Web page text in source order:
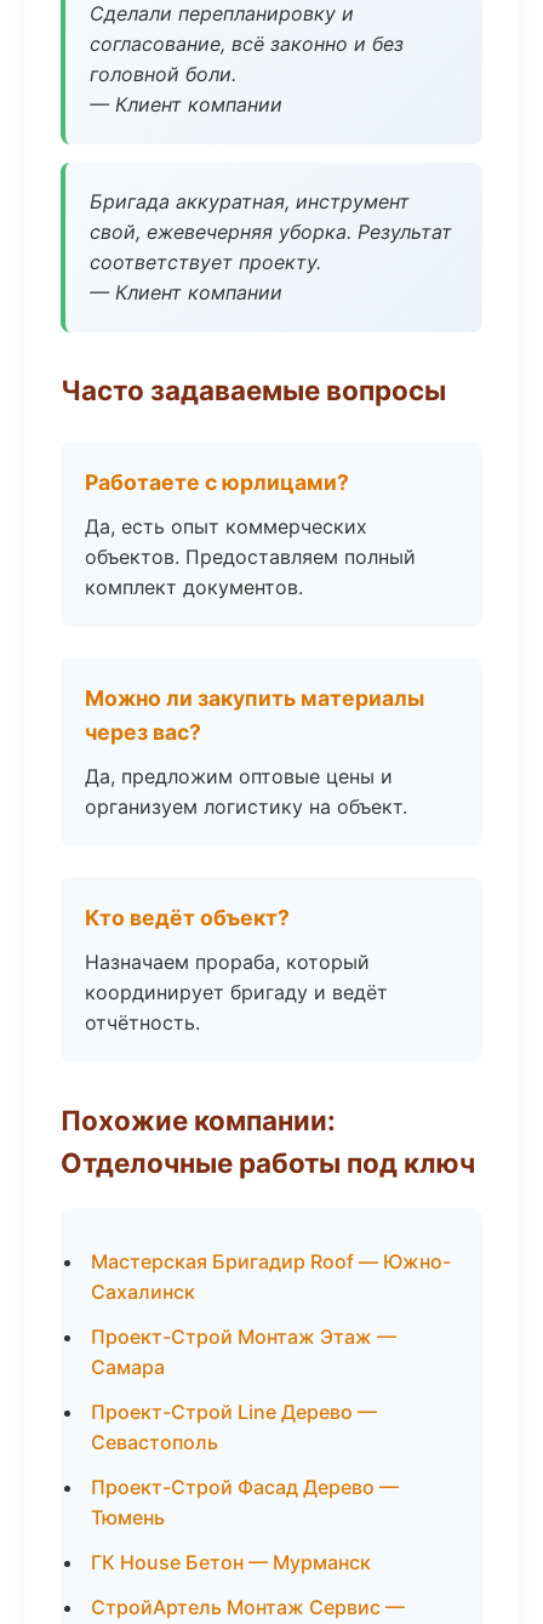
Сделали перепланировку и
согласование, всё законно и без
головной боли.
— Клиент компании
Бригада аккуратная, инструмент
свой, ежевечерняя уборка. Результат
соответствует проекту.
— Клиент компании
Часто задаваемые вопросы
Работаете с юрлицами?
Да, есть опыт коммерческих
объектов. Предоставляем полный
комплект документов.
Можно ли закупить материалы
через вас?
Да, предложим оптовые цены и
организуем логистику на объект.
Кто ведёт объект?
Назначаем прораба, который
координирует бригаду и ведёт
отчётность.
Похожие компании:
Отделочные работы под ключ
Мастерская Бригадир Roof — Южно-
Сахалинск
Проект-Строй Монтаж Этаж —
Самара
Проект-Строй Line Дерево —
Севастополь
Проект-Строй Фасад Дерево —
Тюмень
ГК House Бетон — Мурманск
СтройАртель Монтаж Сервис —